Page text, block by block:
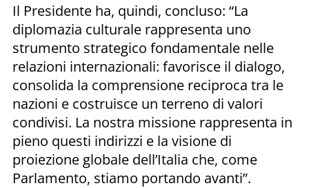
Il Presidente ha, quindi, concluso: “La
diplomazia culturale rappresenta uno
strumento strategico fondamentale nelle
relazioni internazionali: favorisce il dialogo,
consolida la comprensione reciproca tra le
nazioni e costruisce un terreno di valori
condivisi. La nostra missione rappresenta in
pieno questi indirizzi e la visione di
proiezione globale dell’Italia che, come
Parlamento, stiamo portando avanti”.